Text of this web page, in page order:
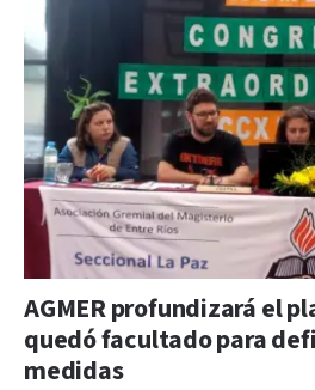
AGMER profundizará el
quedó facultado para
medidas